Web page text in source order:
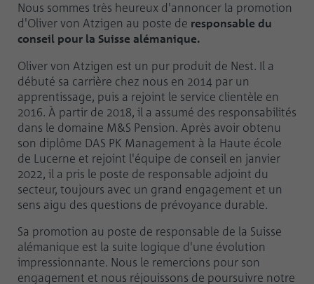
Nous sommes très heureux d'annoncer la promotion
d'Oliver von Atzigen au poste de responsable du
conseil pour la Suisse alémanique.
Oliver von Atzigen est un pur produit de Nest. Il a
débuté sa carrière chez nous en 2014 par un
apprentissage, puis a rejoint le service clientèle en
2016. À partir de 2018, il a assumé des responsabilités
dans le domaine M&S Pension. Après avoir obtenu
son diplôme DAS PK Management à la Haute école
de Lucerne et rejoint l'équipe de conseil en janvier
2022, il a pris le poste de responsable adjoint du
secteur, toujours avec un grand engagement et un
sens aigu des questions de prévoyance durable.
Sa promotion au poste de responsable de la Suisse
alémanique est la suite logique d'une évolution
impressionnante. Nous le remercions pour son
engagement et nous réjouissons de poursuivre notre